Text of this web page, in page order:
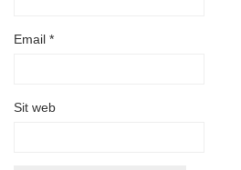
Email *
Sit web